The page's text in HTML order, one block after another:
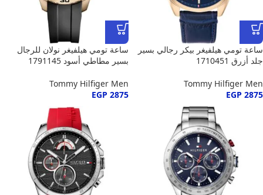
ساعة تومي هيلفيغر بيكر رجالي بسير
جلد أزرق 1710451
Tommy Hilfiger Men
EGP 2875
ساعة تومي هيلفيغر نولان للرجال
بسير مطاطي أسود 1791145
Tommy Hilfiger Men
EGP 2875